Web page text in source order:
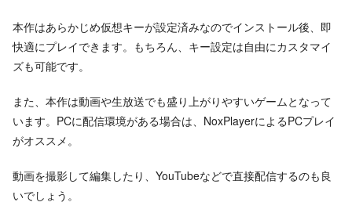
本作はあらかじめ仮想キーが設定済みなのでインストール後、即
快適にプレイできます。もちろん、キー設定は自由にカスタマイ
ズも可能です。
また、本作は動画や生放送でも盛り上がりやすいゲームとなって
います。PCに配信環境がある場合は、NoxPlayerによるPCプレイ
がオススメ。
動画を撮影して編集したり、YouTubeなどで直接配信するのも良
いでしょう。